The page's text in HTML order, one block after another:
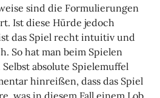
sind die Formulierungen
Ist diese Hürde jedoch
das Spiel recht intuitiv und
So hat man beim Spielen
absolute Spielemuffel
hinreißen, dass das Spiel
was in diesem Fall einem Lob